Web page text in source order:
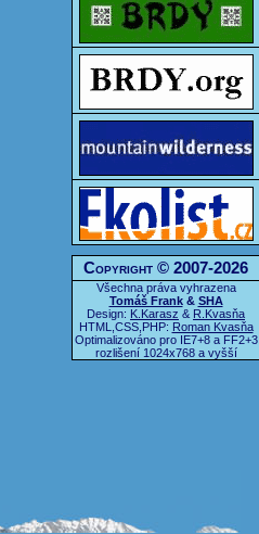
Copyright © 2007-2026
Všechna práva vyhrazena
Tomáš Frank& SHA
Design: K.Karasz & R.Kvasňa
HTML,CSS,PHP: Roman Kvasňa
Optimalizováno pro IE7+8 a FF2+3
rozlišení 1024x768 a vyšší